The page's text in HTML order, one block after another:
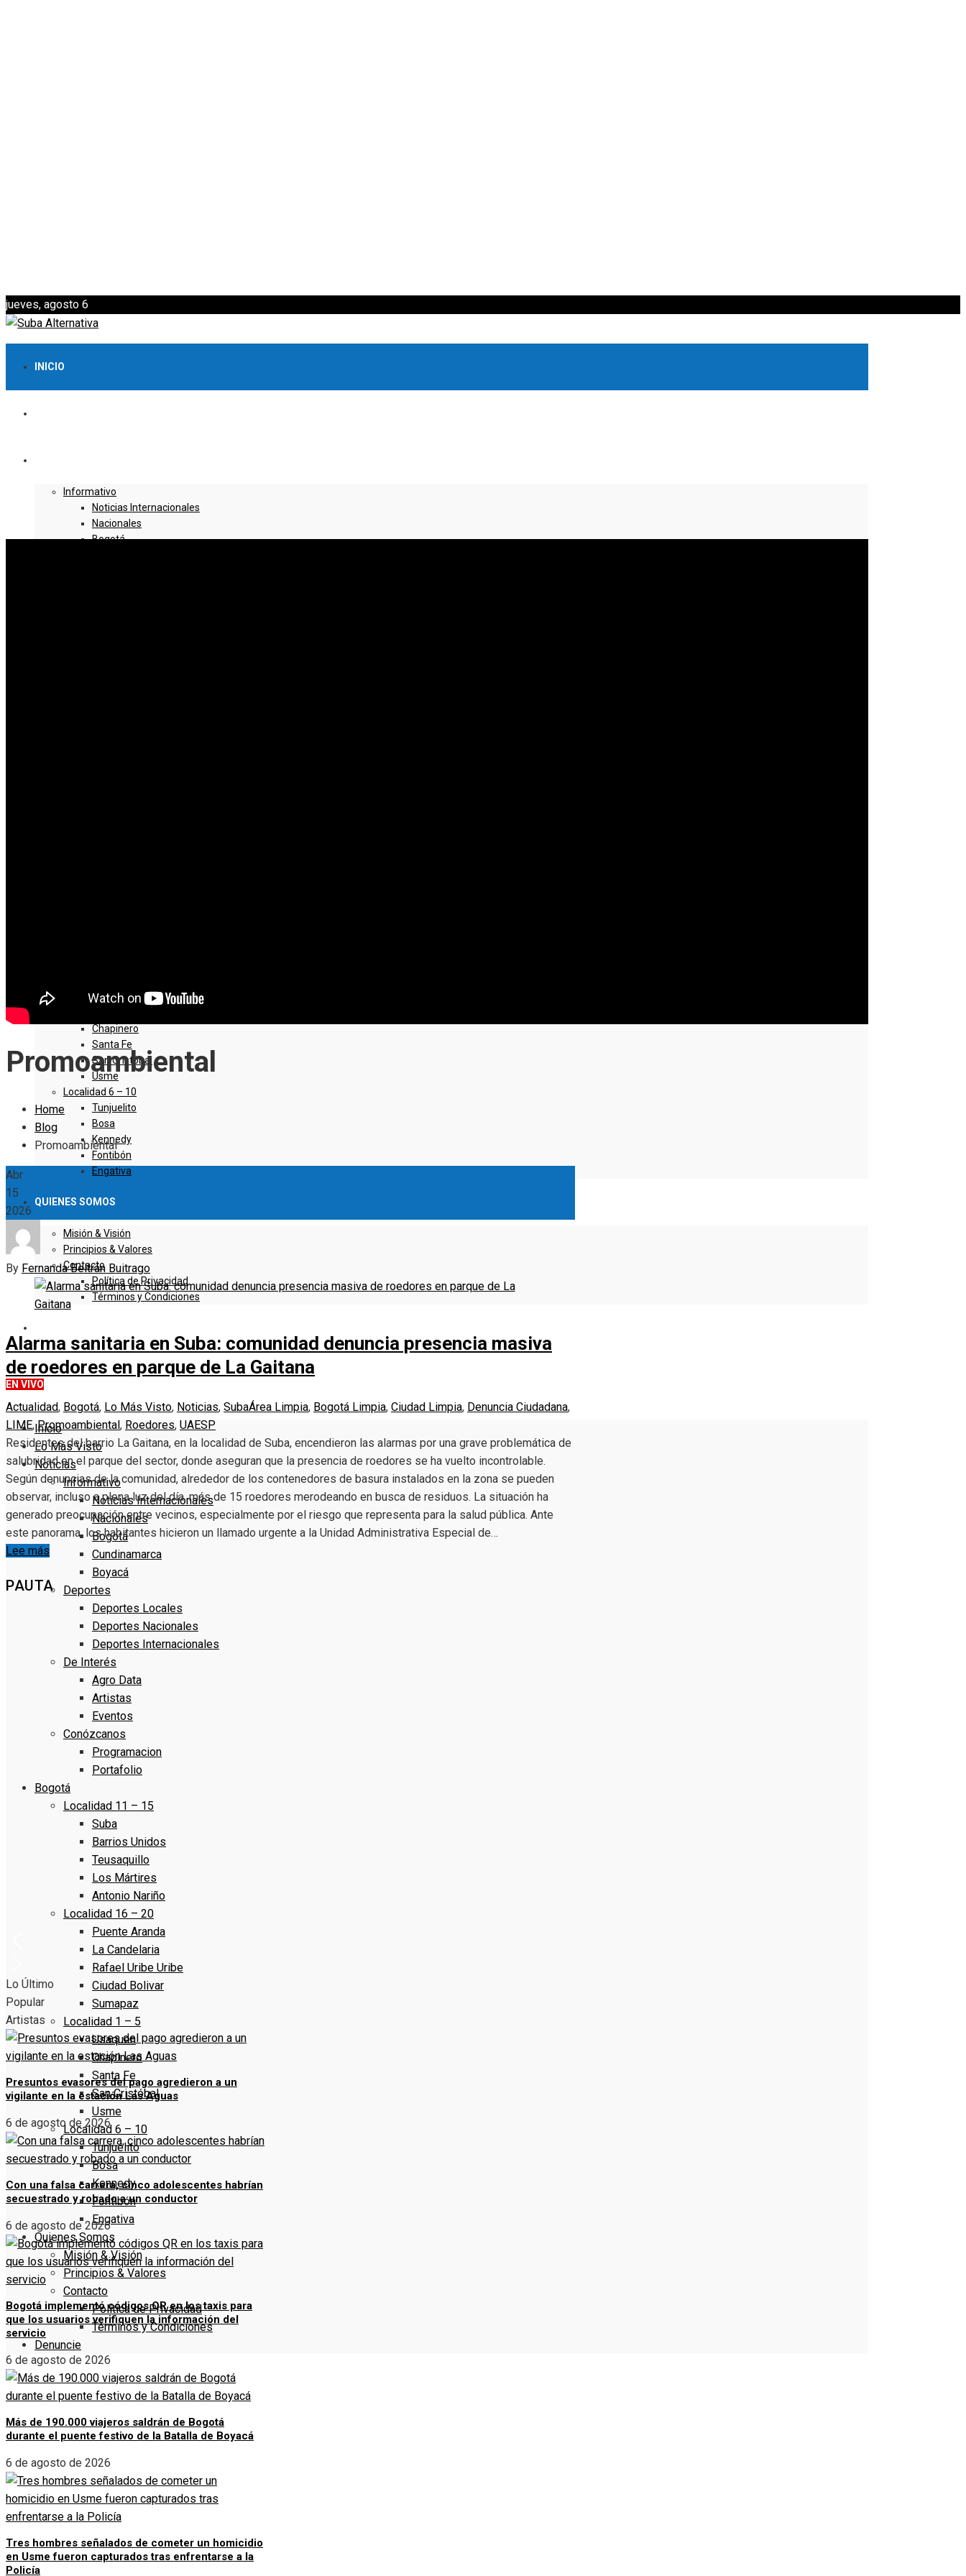
jueves, agosto 6
INICIO
Informativo
Noticias Internacionales
Nacionales
Bogotá
Localidad 1 – 5
Chapinero
Santa Fe
San Cristóbal
Usme
Localidad 6 – 10
Tunjuelito
Bosa
Kennedy
Fontibón
Engativa
QUIENES SOMOS
Misión & Visión
Principios & Valores
Contacto
Política de Privacidad
Términos y Condiciones
EN VIVO
Inicio
Lo Más Visto
Noticias
Informativo
Noticias Internacionales
Nacionales
Bogotá
Cundinamarca
Boyacá
Deportes
Deportes Locales
Deportes Nacionales
Deportes Internacionales
De Interés
Agro Data
Artistas
Eventos
Conózcanos
Programacion
Portafolio
Bogotá
Localidad 11 – 15
Suba
Barrios Unidos
Teusaquillo
Los Mártires
Antonio Nariño
Localidad 16 – 20
Puente Aranda
La Candelaria
Rafael Uribe Uribe
Ciudad Bolivar
Sumapaz
Localidad 1 – 5
Usaquen
Chapinero
Santa Fe
San Cristóbal
Usme
Localidad 6 – 10
Tunjuelito
Bosa
Kennedy
Fontibón
Engativa
Quienes Somos
Misión & Visión
Principios & Valores
Contacto
Política de Privacidad
Términos y Condiciones
Denuncie
Promoambiental
Home
Blog
Promoambiental
Abr
15
2026
By Fernanda Beltrán Buitrago
Alarma sanitaria en Suba: comunidad denuncia presencia masiva
de roedores en parque de La Gaitana
Actualidad, Bogotá, Lo Más Visto, Noticias, SubaÁrea Limpia, Bogotá Limpia, Ciudad Limpia, Denuncia Ciudadana,
LIME,Promoambiental, Roedores, UAESP
Residentes del barrio La Gaitana, en la localidad de Suba, encendieron las alarmas por una grave problemática de
salubridad en el parque del sector, donde aseguran que la presencia de roedores se ha vuelto incontrolable.
Según denuncias de la comunidad, alrededor de los contenedores de basura instalados en la zona se pueden
observar, incluso a plena luz del día, más de 15 roedores merodeando en busca de residuos. La situación ha
generado preocupación entre vecinos, especialmente por el riesgo que representa para la salud pública. Ante
este panorama, los habitantes hicieron un llamado urgente a la Unidad Administrativa Especial de…
Lee más
PAUTA
Lo Último
Popular
Artistas
Presuntos evasores del pago agredieron a un
vigilante en la estación Las Aguas
6 de agosto de 2026
Con una falsa carrera, cinco adolescentes habrían
secuestrado y robado a un conductor
6 de agosto de 2026
Bogotá implementó códigos QR en los taxis para
que los usuarios verifiquen la información del
servicio
6 de agosto de 2026
Más de 190.000 viajeros saldrán de Bogotá
durante el puente festivo de la Batalla de Boyacá
6 de agosto de 2026
Tres hombres señalados de cometer un homicidio
en Usme fueron capturados tras enfrentarse a la
Policía